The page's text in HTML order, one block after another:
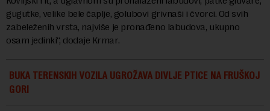
gugutke, velike bele čaplje, golubovi grivnaši i čvorci. Od svih
zabeleženih vrsta, najviše je pronađeno labudova, ukupno
osam jedinki“, dodaje Krmar.
BUKA TERENSKIH VOZILA UGROŽAVA DIVLJE PTICE NA FRUŠKOJ
GORI